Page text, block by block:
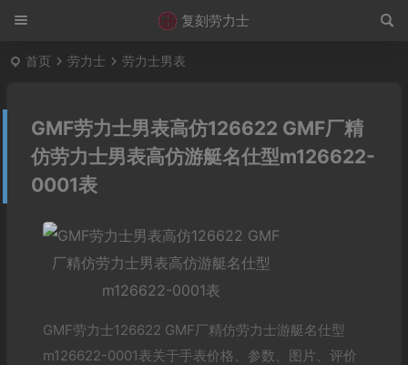
复刻劳力士
首页 劳力士 劳力士男表
GMF劳力士男表高仿126622 GMF厂精
仿劳力士男表高仿游艇名仕型m126622-
0001表
GMF劳力士126622 GMF厂精仿劳力士游艇名仕型
m126622-0001表关于手表价格、参数、图片、评价